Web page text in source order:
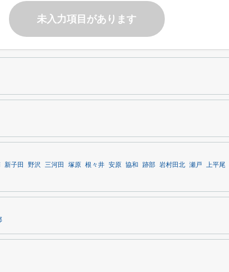
未入力項目があります
新子田 野沢 三河田 塚原 根々井 安原 協和 跡部 岩村田北 瀬戸 上平尾